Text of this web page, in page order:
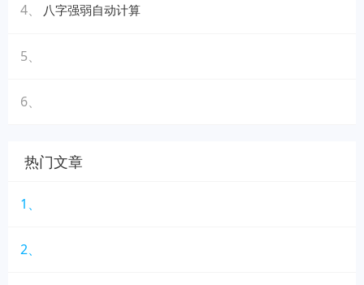
4、 八字强弱自动计算
5、
6、
热门文章
1、
2、